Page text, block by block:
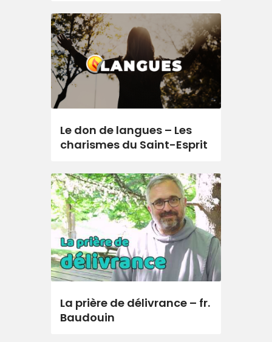
Le don de langues – Les
charismes du Saint-Esprit
La prière de délivrance – fr.
Baudouin